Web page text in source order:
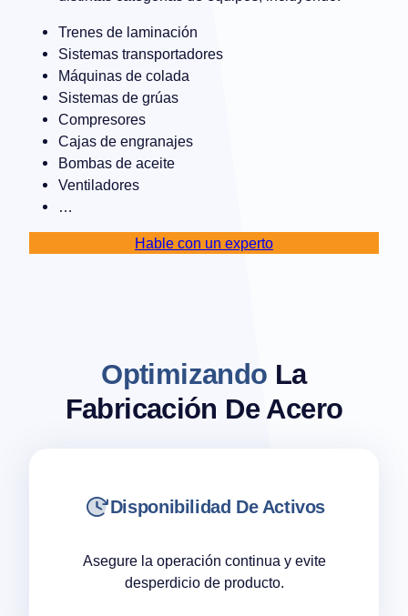
Trenes de laminación
Sistemas transportadores
Máquinas de colada
Sistemas de grúas
Compresores
Cajas de engranajes
Bombas de aceite
Ventiladores
Hable con un experto
Optimizando La
Fabricación De Acero
Disponibilidad De Activos
Asegure la operación continua y evite
desperdicio de producto.